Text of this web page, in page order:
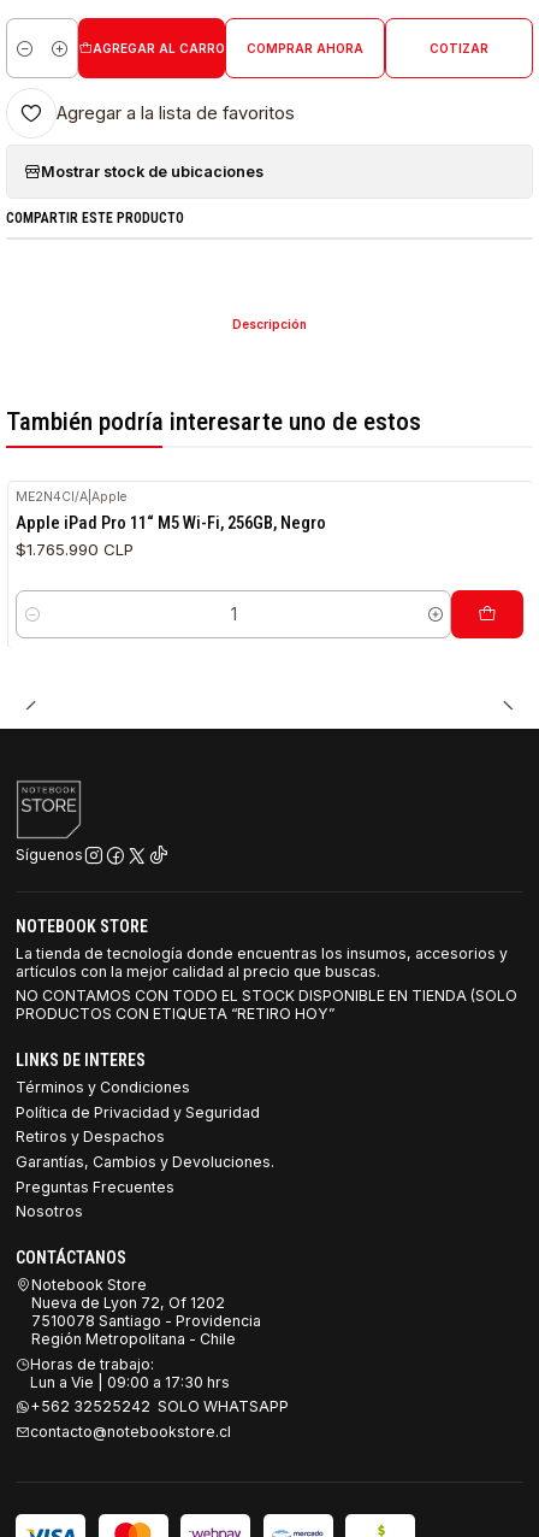
Cantidad
AGREGAR AL CARRO COMPRAR AHORA COTIZAR
Agregar a la lista de favoritos
Mostrar stock de ubicaciones
COMPARTIR ESTE PRODUCTO
Descripción
También podría interesarte uno de estos
ME2N4CI/A |Apple
Apple iPad Pro 11“ M5 Wi-Fi, 256GB, Negro
$1.765.990 CLP
Cantidad
Síguenos
NOTEBOOK STORE
La tienda de tecnología donde encuentras los insumos, accesorios y
artículos con la mejor calidad al precio que buscas.
NO CONTAMOS CON TODO EL STOCK DISPONIBLE EN TIENDA (SOLO
PRODUCTOS CON ETIQUETA “RETIRO HOY”
LINKS DE INTERES
Términos y Condiciones
Política de Privacidad y Seguridad
Retiros y Despachos
Garantías, Cambios y Devoluciones.
Preguntas Frecuentes
Nosotros
CONTÁCTANOS
Notebook Store
Nueva de Lyon 72, Of 1202
7510078 Santiago - Providencia
Región Metropolitana - Chile
Horas de trabajo:
Lun a Vie | 09:00 a 17:30 hrs
+562 32525242 SOLO WHATSAPP
contacto@notebookstore.cl